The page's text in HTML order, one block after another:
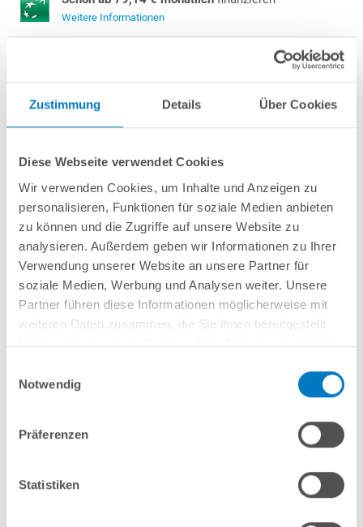
Zustimmung Details Über Cookies
Diese Webseite verwendet Cookies
Wir verwenden Cookies, um Inhalte und Anzeigen zu
personalisieren, Funktionen für soziale Medien anbieten
zu können und die Zugriffe auf unsere Website zu
analysieren. Außerdem geben wir Informationen zu Ihrer
Verwendung unserer Website an unsere Partner für
soziale Medien, Werbung und Analysen weiter. Unsere
Partner führen diese Informationen möglicherweise mit
weiteren Daten zusammen, die Sie ihnen bereitgestellt
Notwendig
Präferenzen
Statistiken
Weitere Informationen
RundbeckenPOOLSANAHQ-Made in Germany- bestehend aus1 mm
sandfarbener PVC-Poolfolie 0,8 mm mitEinhängebiese
Bodenschienen aus Kunststoff.
Als PLUS-Setinkl.:
Unterlegvlies 300 g/m²
Einbauskimmer und Einlaufdüse
SandfilteranlagePOOL SANA Pro Next 400 / SPECK PlusPump 7( Made
in Germany) inkl. Filtersand
Erdbeständiges PVC-Verrohrungsset PROFI 50 mm